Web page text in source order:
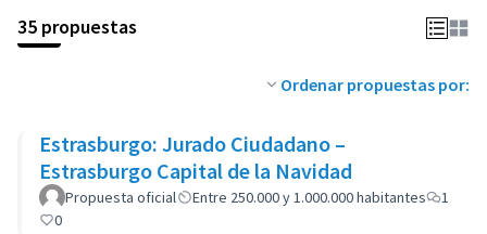
35 propuestas
Ordenar propuestas por:
Estrasburgo: Jurado Ciudadano –
Estrasburgo Capital de la Navidad
Propuesta oficial Entre 250.000 y 1.000.000 habitantes
1
0